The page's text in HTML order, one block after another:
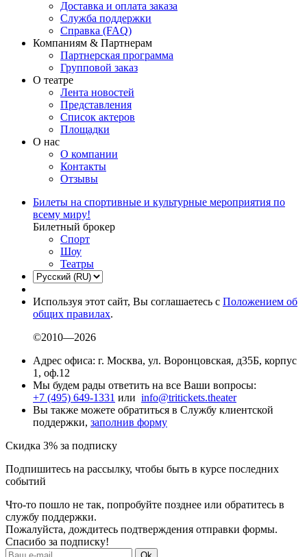
Доставка и оплата заказа
Служба поддержки
Справка (FAQ)
Компаниям & Партнерам
Партнерская программа
Групповой заказ
О театре
Лента новостей
Представления
Список актеров
Площадки
О нас
О компании
Контакты
Отзывы
Билеты на спортивные и культурные мероприятия по
всему миру!
Билетный брокер
Спорт
Шоу
Театры
Используя этот сайт, Вы соглашаетесь с Положением об
общих правилах.
©2010—2026
Адрес офиса: г. Москва, ул. Воронцовская, д35Б, корпус
1, оф.12
Мы будем рады ответить на все Ваши вопросы:
+7 (495) 649-1331 или info@tritickets.theater
Вы также можете обратиться в Службу клиентской
поддержки, заполнив форму
Скидка 3% за подписку
Подпишитесь на рассылку, чтобы быть в курсе последних
событий
Что-то пошло не так, попробуйте позднее или обратитесь в
службу поддержки.
Пожалуйста, дождитесь подтверждения отправки формы.
Спасибо за подписку!